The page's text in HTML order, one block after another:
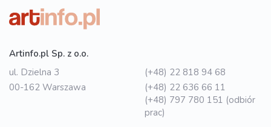
Artinfo.pl Sp. z o.o.
ul. Dzielna 3
00-162 Warszawa
(+48) 22 818 94 68
(+48) 22 636 66 11
(+48) 797 780 151 (odbiór
prac)